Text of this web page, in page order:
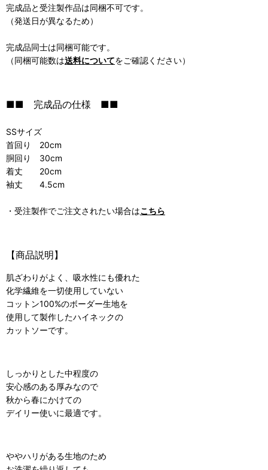
完成品と受注製作品は同梱不可です。
（発送日が異なるため）
完成品同士は同梱可能です。
（同梱可能数は送料についてをご確認ください）
■■ 完成品の仕様 ■■
SSサイズ
首回り 20cm
胴回り 30cm
着丈 20cm
袖丈 4.5cm
・受注製作でご注文されたい場合はこちら
【商品説明】
肌ざわりがよく、吸水性にも優れた
化学繊維を一切使用していない
コットン100%のボーダー生地を
使用して製作したハイネックの
カットソーです。
しっかりとした中程度の
安心感のある厚みなので
秋から春にかけての
デイリー使いに最適です。
ややハリがある生地のため